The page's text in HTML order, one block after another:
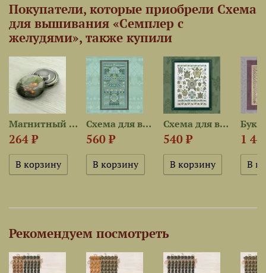
Покупатели, которые приобрели Схема
для вышивания «Семплер с
желудями», также купили
Магнитный держатель «Жёлуди»
264 ₽
Схема для вышивания...
560 ₽
Схема для вышивания...
540 ₽ 1
Рекомендуем посмотреть